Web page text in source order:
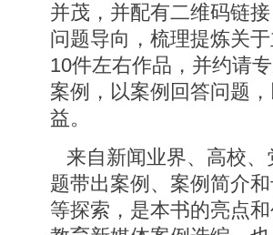
并茂，并配有二维码链
问题导向，梳理提炼关
10件左右作品，并约请
案例，以案例回答问题
益。
来自新闻业界、高校、
题带出案例、案例简介
等探索，是本书的亮点